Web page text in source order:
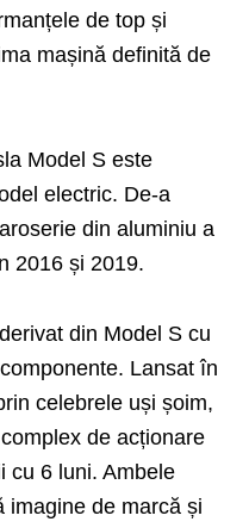
de top și
mașină definită de
Model S este
electric. De-a
din aluminiu a
2016 și 2019.
din Model S cu
Lansat în
celebrele uși șoim,
de acționare
cu 6 luni. Ambele
imagine de marcă și